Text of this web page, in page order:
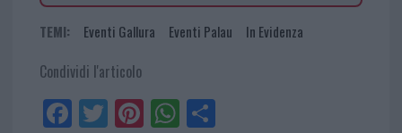
TEMI: Eventi Gallura Eventi Palau In Evidenza
Condividi l'articolo
Fa TwPi W Sh